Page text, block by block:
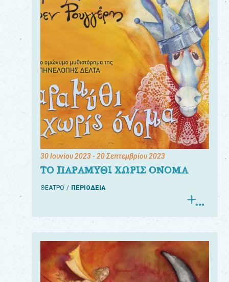
30 Ιουνίου 2023- 20 Σεπτεμβρίου 2023
ΤΟ ΠΑΡΑΜΥΘΙ ΧΩΡΙΣ ΟΝΟΜΑ
ΘΕΑΤΡΟ ΠΕΡΙΟΔΕΙΑ